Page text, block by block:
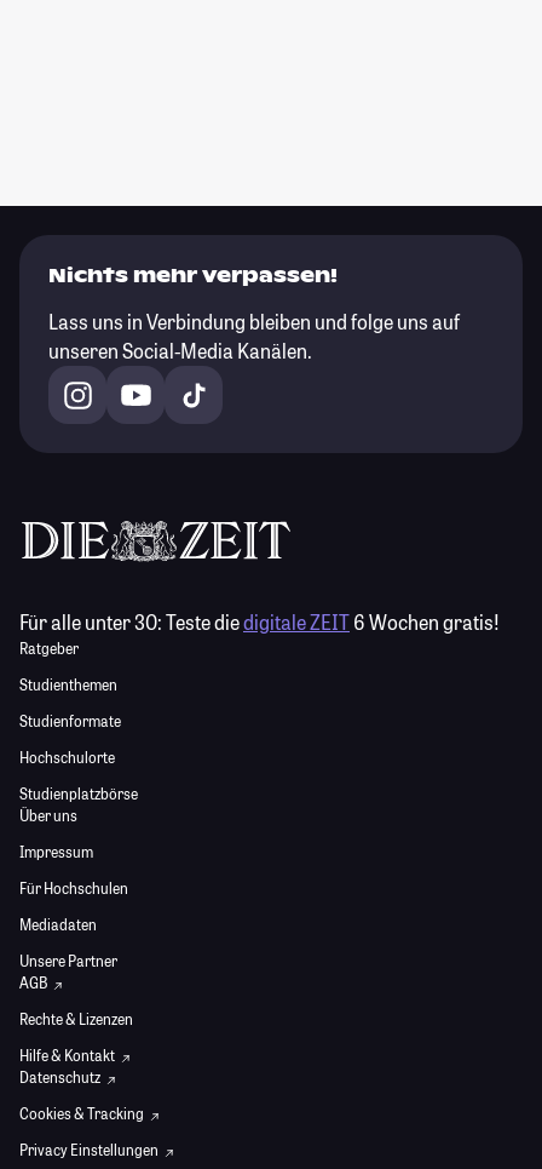
Nichts mehr verpassen!
Lass uns in Verbindung bleiben und folge uns auf
unseren Social-Media Kanälen.
Für alle unter 30:Teste diedigitale ZEIT6 Wochen gratis!
Ratgeber
Studienthemen
Studienformate
Hochschulorte
Studienplatzbörse
Über uns
Impressum
Für Hochschulen
Mediadaten
Unsere Partner
AGB
Rechte & Lizenzen
Hilfe & Kontakt
Datenschutz
Cookies & Tracking
Privacy Einstellungen